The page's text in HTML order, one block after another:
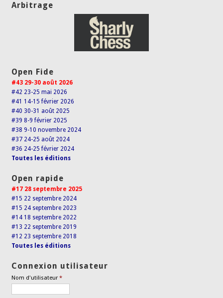
Arbitrage
Open Fide
#43 29-30 août 2026
#42 23-25 mai 2026
#41 14-15 février 2026
#40 30-31 août 2025
#39 8-9 février 2025
#38 9-10 novembre 2024
#37 24-25 août 2024
#36 24-25 février 2024
Toutes les éditions
Open rapide
#17 28 septembre 2025
#15 22 septembre 2024
#15 24 septembre 2023
#14 18 septembre 2022
#13 22 septembre 2019
#12 23 septembre 2018
Toutes les éditions
Connexion utilisateur
Nom d'utilisateur*